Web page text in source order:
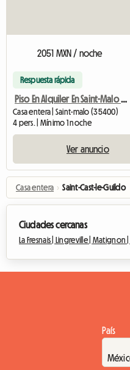
2051 MXN / noche
Respuesta rápida
Piso En Alquiler En Saint-Malo 'les comptoirs'
Casa entera | Saint-malo (35400)
4 pers. | Mínimo 1 noche
Ver anuncio
Casa entera › Saint-Cast-le-Guildo
Ciudades cercanas
La Fresnais | Lingreville | Matignon |
País